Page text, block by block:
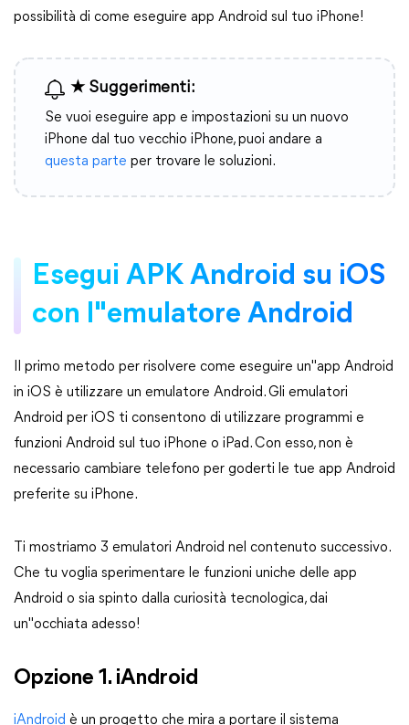
possibilità di come eseguire app Android sul tuo iPhone!
★ Suggerimenti:
Se vuoi eseguire app e impostazioni su un nuovo
iPhone dal tuo vecchio iPhone, puoi andare a
questa parte per trovare le soluzioni.
Esegui APK Android su iOS
con l"emulatore Android
Il primo metodo per risolvere come eseguire un"app Android
in iOS è utilizzare un emulatore Android. Gli emulatori
Android per iOS ti consentono di utilizzare programmi e
funzioni Android sul tuo iPhone o iPad. Con esso, non è
necessario cambiare telefono per goderti le tue app Android
preferite su iPhone.
Ti mostriamo 3 emulatori Android nel contenuto successivo.
Che tu voglia sperimentare le funzioni uniche delle app
Android o sia spinto dalla curiosità tecnologica, dai
un"occhiata adesso!
Opzione 1. iAndroid
iAndroid è un progetto che mira a portare il sistema